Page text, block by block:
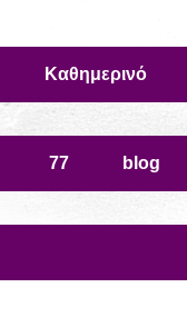
Καθημερινό
77 blog